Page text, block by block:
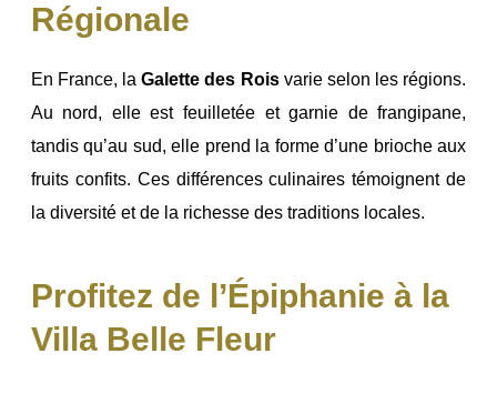
Régionale
En France, laGalette des Roisvarie selon les régions.
Au nord, elle est feuilletée et garnie de frangipane,
tandis qu’au sud, elle prend la forme d’une brioche aux
fruits confits. Ces différences culinaires témoignent de
la diversité et de la richesse des traditions locales.
Profitez de l’Épiphanie à la
Villa Belle Fleur